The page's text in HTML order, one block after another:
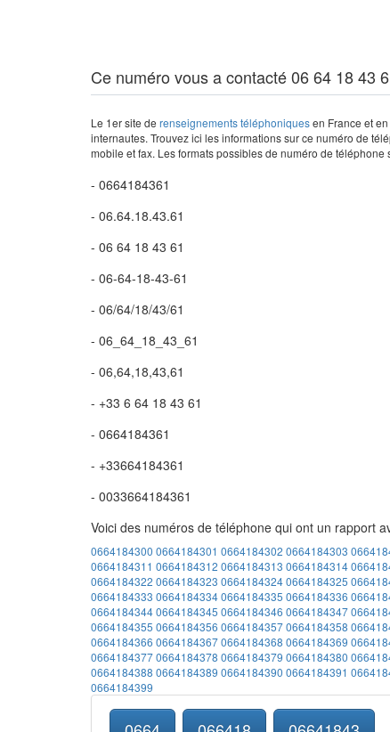
Ce numéro vous a contacté 06 64 18 43
Le 1er site de renseignements téléphoniquesen France et
internautes. Trouvez ici les informations sur ce numéro de
mobile et fax. Les formats possibles de numéro de téléphone
- 0664184361
- 06.64.18.43.61
- 06 64 18 43 61
- 06-64-18-43-61
- 06/64/18/43/61
- 06_64_18_43_61
- 06,64,18,43,61
- +33 6 64 18 43 61
- 0664184361
- +33664184361
- 0033664184361
Voici des numéros de téléphone qui ont un rapport
0664184300 0664184301 0664184302 0664184303
0664184311 0664184312 0664184313 0664184314
0664184322 0664184323 06641843240664184325
0664184333 06641843340664184335 0664184336
06641843440664184345 0664184346 0664184347
0664184355 0664184356 06641843570664184358
0664184366 06641843670664184368 0664184369
06641843770664184378 0664184379 0664184380
0664184388 0664184389 0664184390 0664184391
0664184399